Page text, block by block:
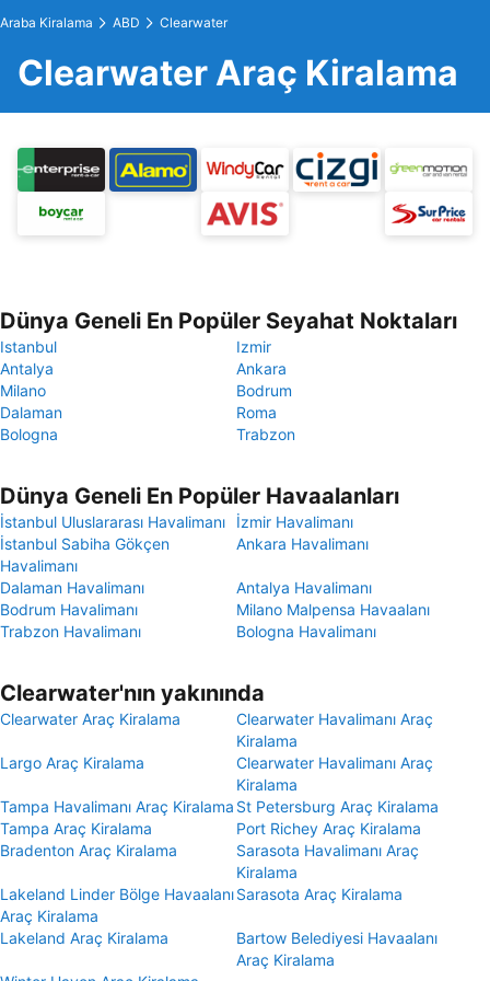
Araba Kiralama ABD Clearwater
Clearwater Araç Kiralama
Dünya Geneli En Popüler Seyahat Noktaları
Istanbul
Izmir
Antalya
Ankara
Milano
Bodrum
Dalaman
Roma
Bologna
Trabzon
Dünya Geneli En Popüler Havaalanları
İstanbul Uluslararası Havalimanı
İzmir Havalimanı
İstanbul Sabiha Gökçen
Havalimanı
Ankara Havalimanı
Dalaman Havalimanı
Antalya Havalimanı
Bodrum Havalimanı
Milano Malpensa Havaalanı
Trabzon Havalimanı
Bologna Havalimanı
Clearwater'nın yakınında
Clearwater Araç Kiralama
Clearwater Havalimanı Araç
Kiralama
Largo Araç Kiralama
Clearwater Havalimanı Araç
Kiralama
Tampa Havalimanı Araç Kiralama St Petersburg Araç Kiralama
Tampa Araç Kiralama
Port Richey Araç Kiralama
Bradenton Araç Kiralama
Sarasota Havalimanı Araç
Kiralama
Lakeland Linder Bölge Havaalanı
Araç Kiralama
Sarasota Araç Kiralama
Lakeland Araç Kiralama
Bartow Belediyesi Havaalanı
Araç Kiralama